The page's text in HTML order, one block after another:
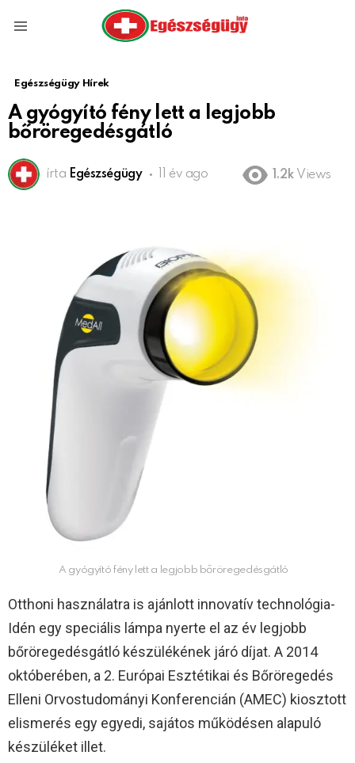
Egészségügy Hírek
A gyógyító fény lett a legjobb
bőröregedésgátló
írta Egészségügy 11 év ago 1.2k Views
A gyógyító fény lett a legjobb bőröregedésgátló
Otthoni használatra is ajánlott innovatív technológia-
Idén egy speciális lámpa nyerte el az év legjobb
bőröregedésgátló készülékének járó díjat. A 2014
októberében, a 2. Európai Esztétikai és Bőröregedés
Elleni Orvostudományi Konferencián (AMEC) kiosztott
elismerés egy egyedi, sajátos működésen alapuló
készüléket illet.